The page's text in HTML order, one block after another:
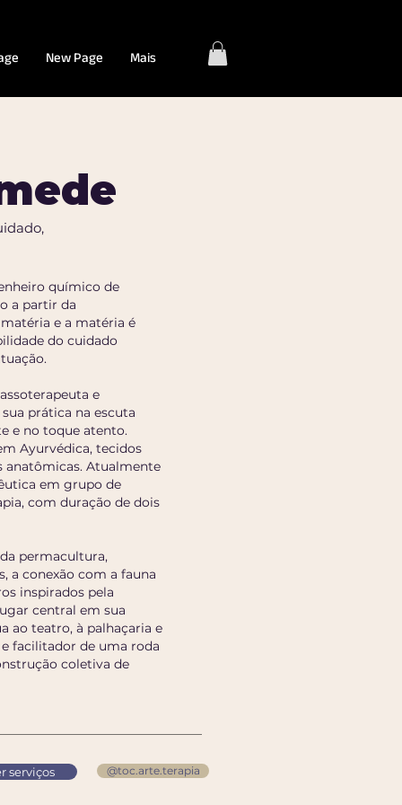
New Page Mais
químico de
a partir da
e a matéria é
do cuidado
e
prática na escuta
e no toque atento.
Ayurvédica, tecidos
anatômicas. Atualmente
em grupo de
com duração de dois
permacultura,
a conexão com a fauna
inspirados pela
central em sua
ao teatro, à palhaçaria e
facilitador de uma roda
coletiva de
serviços @toc.arte.terapia